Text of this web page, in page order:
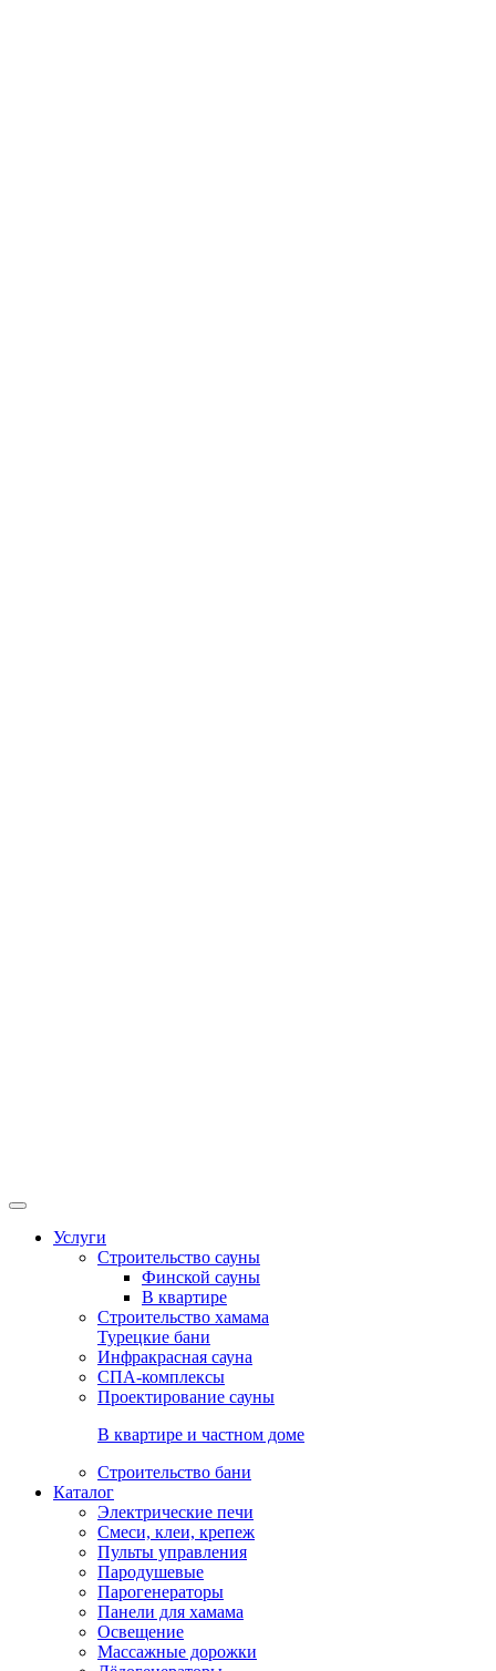
Услуги
Строительство сауны
Финской сауны
В квартире
Строительство хамама
Турецкие бани
Инфракрасная сауна
СПА-комплексы
Проектирование сауны
В квартире и частном доме
Строительство бани
Каталог
Электрические печи
Смеси, клеи, крепеж
Пульты управления
Пародушевые
Парогенераторы
Панели для хамама
Освещение
Массажные дорожки